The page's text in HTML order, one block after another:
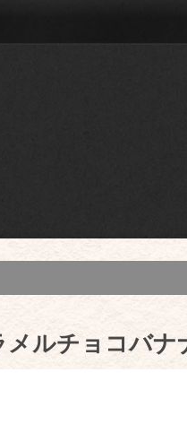
メルチョコバナ